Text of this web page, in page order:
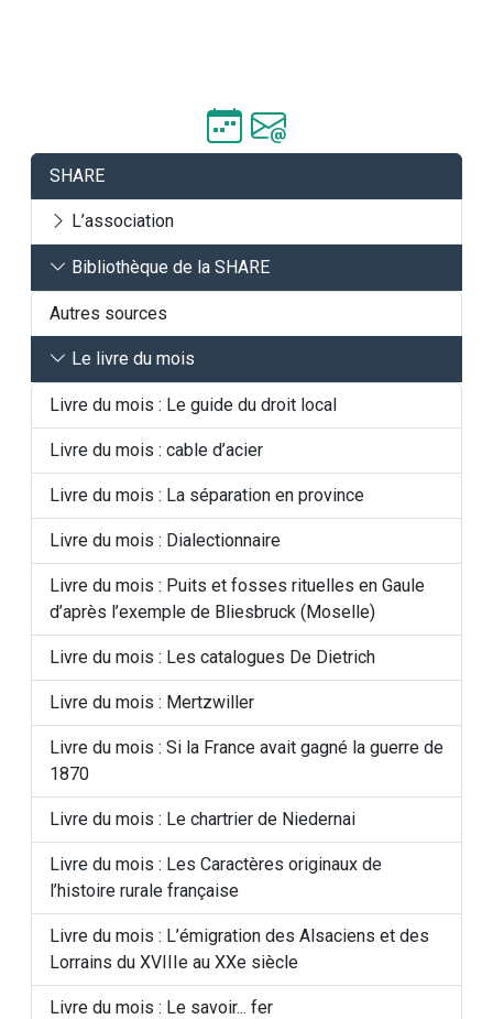
SHARE
L’association
Bibliothèque de la SHARE
Autres sources
Le livre du mois
Livre du mois : Le guide du droit local
Livre du mois : cable d’acier
Livre du mois : La séparation en province
Livre du mois : Dialectionnaire
Livre du mois : Puits et fosses rituelles en Gaule
d’après l’exemple de Bliesbruck (Moselle)
Livre du mois : Les catalogues De Dietrich
Livre du mois : Mertzwiller
Livre du mois : Si la France avait gagné la guerre de
1870
Livre du mois : Le chartrier de Niedernai
Livre du mois : Les Caractères originaux de
l’histoire rurale française
Livre du mois : L’émigration des Alsaciens et des
Lorrains du XVIIIe au XXe siècle
Livre du mois : Le savoir... fer